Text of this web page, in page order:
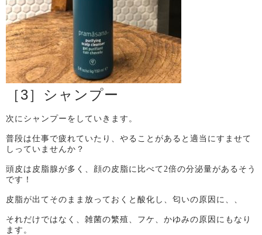
［3］シャンプー
次にシャンプーをしていきます。
普段は仕事で疲れていたり、やることがあると適当にすませて
しっていませんか？
頭皮は皮脂腺が多く、顔の皮脂に比べて 2倍の分泌量があるそう
です！
皮脂が出てそのまま放っておくと酸化し、匂いの原因に、、
それだけではなく、雑菌の繁殖、フケ、かゆみの原因にもなり
ます。